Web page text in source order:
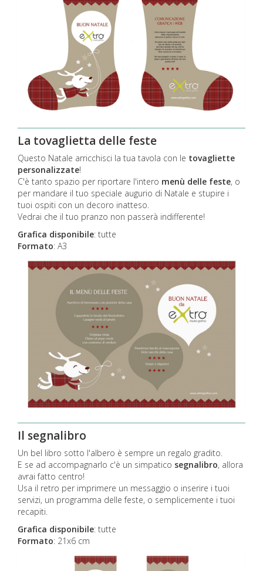
La tovaglietta delle feste
Questo Natale arricchisci la tua tavola con le tovagliette
personalizzate!
C'è tanto spazio per riportare l'intero menù delle feste, o
per mandare il tuo speciale augurio di Natale e stupire i
tuoi ospiti con un decoro inatteso.
Vedrai che il tuo pranzo non passerà indifferente!
Grafica disponibile: tutte
Formato: A3
Il segnalibro
Un bel libro sotto l'albero è sempre un regalo gradito.
E se ad accompagnarlo c'è un simpatico segnalibro, allora
avrai fatto centro!
Usa il retro per imprimere un messaggio o inserire i tuoi
servizi, un programma delle feste, o semplicemente i tuoi
recapiti.
Grafica disponibile: tutte
Formato: 21x6 cm